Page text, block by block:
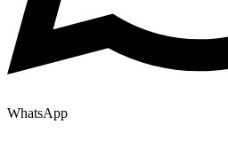
WhatsApp